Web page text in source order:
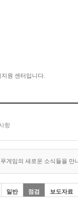
게임의 새로운 소식들을 만
일반 점검 보도자료